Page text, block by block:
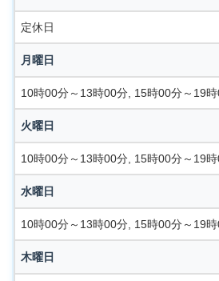
定休日
月曜日
10時00分～13時00分, 15時00分～19
火曜日
10時00分～13時00分, 15時00分～19
水曜日
10時00分～13時00分, 15時00分～19
木曜日